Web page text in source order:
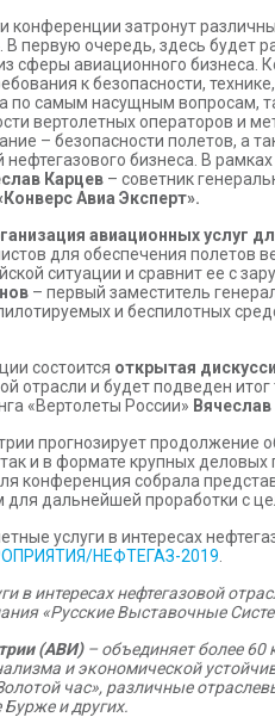
конференции затронут
. В первую очередь, здесь будет
сферы авиационного бизнеса.
к безопасности,
по самым насущным вопросам,
вертолетных операторов и
– безопасности полетов, а
бизнеса. В
Карцев – советник
Авиа Эксперт».
авиационных услуг
для обеспечения полетов
ситуации и сравнит ее с
– первый заместитель
и беспилотных
состоится открытая
отрасли и будет подведен
«Вертолеты России»
прогнозирует продолжение
и в формате крупных
конференция собрала
для дальнейшей проработки с
услуги в интересах
НЕФТЕГАЗ-2019
в интересах нефтегазовой
«Русские Выставочные
(АВИ)– объединяет более 60
и экономической
час», различные
и других.